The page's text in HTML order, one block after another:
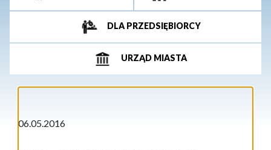
DLA PRZEDSIĘBIORCY
URZĄD MIASTA
06.05.2016